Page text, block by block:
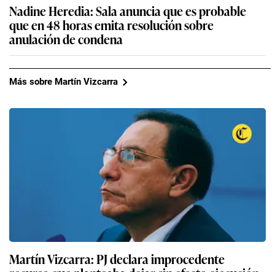
Nadine Heredia: Sala anuncia que es probable
que en 48 horas emita resolución sobre
anulación de condena
Más sobre Martín Vizcarra
Martín Vizcarra: PJ declara improcedente